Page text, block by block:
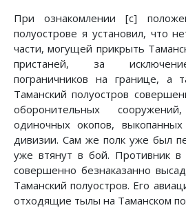
При ознакомлении [с]
полуострове я установил, что
части, могущей прикрыть
пристаней, за
пограничников на границе, а
Таманский полуостров
оборонительных
одиночных окопов,
дивизии. Сам же полк уже был
уже втянут в бой. Противник
совершенно безнаказанно
Таманский полуостров. Его
отходящие тылы на Таманском